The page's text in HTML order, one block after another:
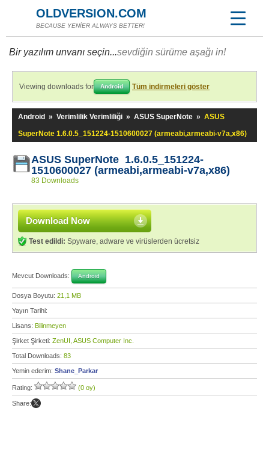
OLDVERSION.COM
BECAUSE YENİER ALWAYS BETTER!
Bir yazılım unvanı seçin...sevdiğin sürüme aşağı in!
Viewing downloads for Android Tüm indirmeleri göster
Android » Verimlilik Verimliliği » ASUS SuperNote » ASUS
SuperNote 1.6.0.5_151224-1510600027 (armeabi,armeabi-v7a,x86)
ASUS SuperNote 1.6.0.5_151224-
1510600027 (armeabi,armeabi-v7a,x86)
83 Downloads
Download Now
Test edildi: Spyware, adware ve virüslerden ücretsiz
Mevcut Downloads: Android
Dosya Boyutu: 21,1 MB
Yayın Tarihi:
Lisans: Bilinmeyen
Şirket Şirketi: ZenUI, ASUS Computer Inc.
Total Downloads: 83
Yemin ederim: Shane_Parkar
Rating: (0 oy)
Share: